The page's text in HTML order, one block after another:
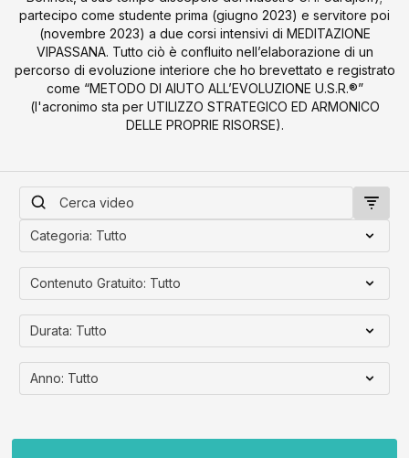
partecipo come studente prima (giugno 2023) e servitore poi
(novembre 2023) a due corsi intensivi di MEDITAZIONE
VIPASSANA. Tutto ciò è confluito nell’elaborazione di un
percorso di evoluzione interiore che ho brevettato e registrato
come “METODO DI AIUTO ALL’EVOLUZIONE U.S.R.®”
(l'acronimo sta per UTILIZZO STRATEGICO ED ARMONICO
DELLE PROPRIE RISORSE).